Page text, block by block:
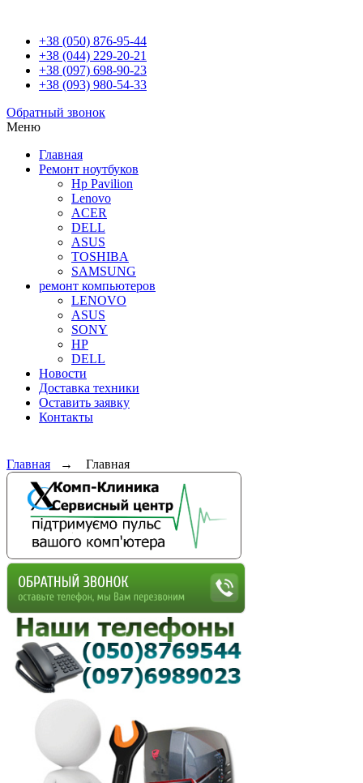
+38 (050) 876-95-44
+38 (044) 229-20-21
+38 (097) 698-90-23
+38 (093) 980-54-33
Обратный звонок
Меню
Главная
Ремонт ноутбуков
Hp Pavilion
Lenovo
ACER
DELL
ASUS
TOSHIBA
SAMSUNG
ремонт компьютеров
LENOVO
ASUS
SONY
HP
DELL
Новости
Доставка техники
Оставить заявку
Контакты
Главная → Главная